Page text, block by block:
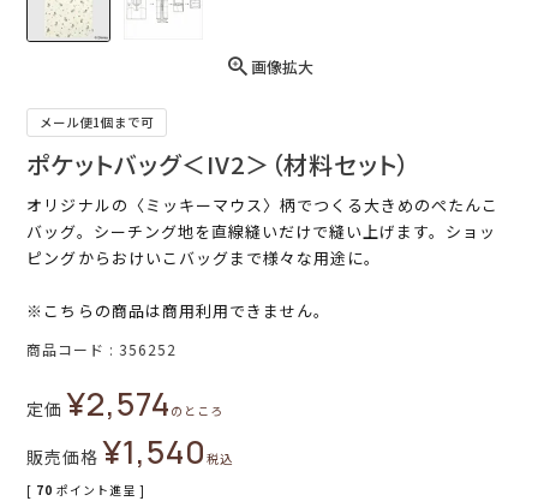
画像拡大
メール便1個まで可
ポケットバッグ＜IV2＞（材料セット）
オリジナルの〈ミッキーマウス〉柄でつくる大きめのぺたんこ
バッグ。シーチング地を直線縫いだけで縫い上げます。ショッ
ピングからおけいこバッグまで様々な用途に。
※こちらの商品は商用利用できません。
商品コード 356252
定価 ¥2,574 のところ
販売価格 ¥1,540税込
[ 70 ポイント進呈 ]